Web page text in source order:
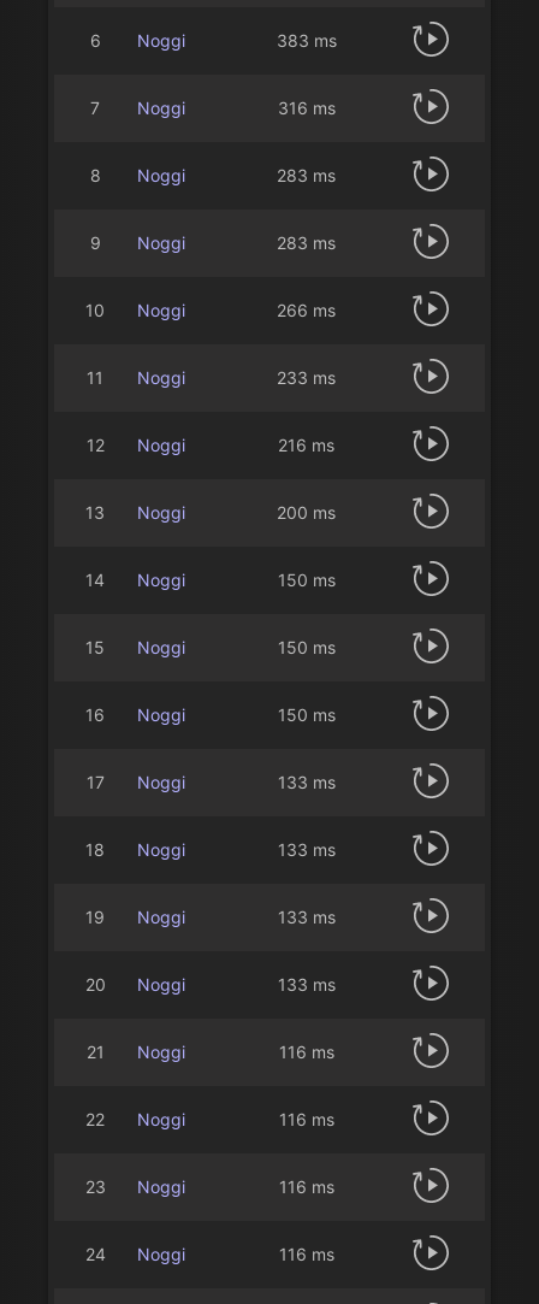
6 Noggi 383 ms
7 Noggi 316 ms
8 Noggi 283 ms
9 Noggi 283 ms
10 Noggi 266 ms
11 Noggi 233 ms
12 Noggi 216 ms
13 Noggi 200 ms
14 Noggi 150 ms
15 Noggi 150 ms
16 Noggi 150 ms
17 Noggi 133 ms
18 Noggi 133 ms
19 Noggi 133 ms
20 Noggi 133 ms
21 Noggi 116 ms
22 Noggi 116 ms
23 Noggi 116 ms
24 Noggi 116 ms